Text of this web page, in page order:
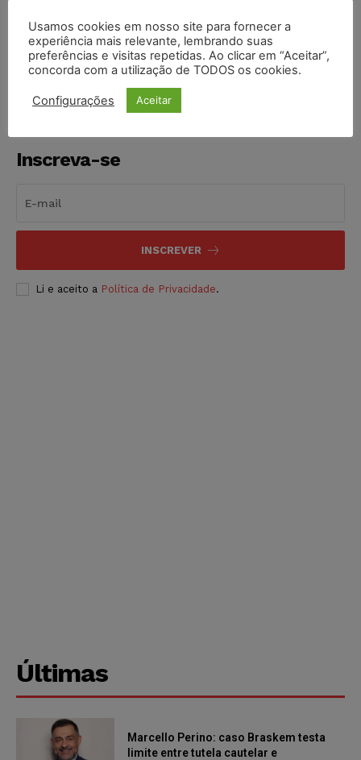
COMPARTILHE
Inscreva-se
INSCREVER
Li e aceito a Política de Privacidade.
Últimas
Marcello Perino: caso Braskem testa
limite entre tutela cautelar e
Usamos cookies em nosso site para fornecer a
experiência mais relevante, lembrando suas
preferências e visitas repetidas. Ao clicar em “Aceitar”,
concorda com a utilização de TODOS os cookies.
Configurações Aceitar